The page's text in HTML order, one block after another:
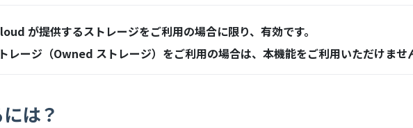
が提供するストレージをご利用の場合に限り、有効です。
レージ（Owned ストレージ）をご利用の場合は、本機能をご利用いただけませ
は？